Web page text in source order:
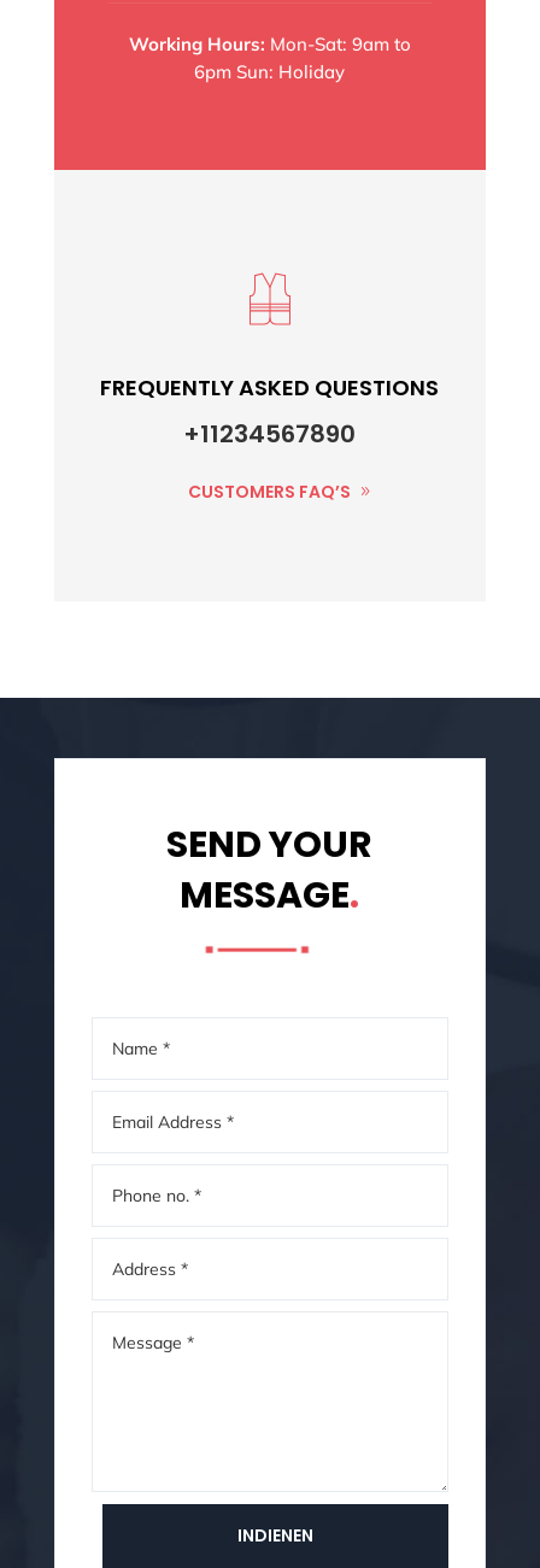
Working Hours: Mon-Sat: 9am to
6pm Sun: Holiday
FREQUENTLY ASKED QUESTIONS
+11234567890
CUSTOMERS FAQ’S
SEND YOUR
MESSAGE.
INDIENEN